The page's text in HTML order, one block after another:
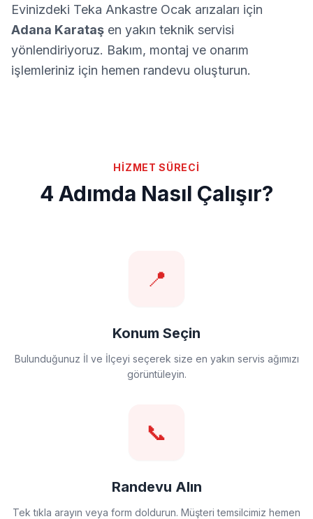
Evinizdeki Teka Ankastre Ocak arızaları için
Adana Karataş en yakın teknik servisi
yönlendiriyoruz. Bakım, montaj ve onarım
işlemleriniz için hemen randevu oluşturun.
HİZMET SÜRECİ
4 Adımda Nasıl Çalışır?
📍
Konum Seçin
Bulunduğunuz İl ve İlçeyi seçerek size en yakın servis ağımızı
görüntüleyin.
📞
Randevu Alın
Tek tıkla arayın veya form doldurun. Müşteri temsilcimiz hemen